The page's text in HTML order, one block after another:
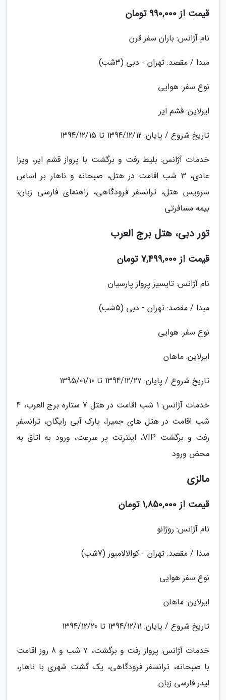
قیمت از 990,000 تومان
نام آژانس: باران سفر قرن
مبدا / مقصد: تهران - دبی (3شب)
نوع سفر: هوایی
ایرلاین: قشم ایر
تاریخ شروع / پایان: 1394/12/12 تا 1394/12/15
خدمات آژانس: بلیط رفت و برگشت با پرواز قشم ایر، ویزا
عادی، 3 شب اقامت در هتل، صبحانه و ناهار بر اساس
سرویس هتل، ترانسفر فرودگاهی، راهنمای فارسی زبان،
بیمه مسافرتی
تور دبی، هتل برج العرب
قیمت از 7,499,000 تومان
نام آژانس: تایسیز پرواز پارسیان
مبدا / مقصد: تهران - دبی (5شب)
نوع سفر: هوایی
ایرلاین: ماهان
تاریخ شروع / پایان: 1394/12/27 تا 1395/01/10
خدمات آژانس: 1 شب اقامت در هتل 7 ستاره برج العرب، 4
شب اقامت در هتل های جمیرا، پارک آبی رایگان، ترانسفر
رفت و برگشت VIP، اینترنت پر سرعت، ورود به اتاق به
محض ورود
مالزی
قیمت از 1,850,000 تومان
نام آژانس: روژانو
مبدا / مقصد: تهران - کوالالامپور (7شب)
نوع سفر هوایی
ایرلاین: ماهان
تاریخ شروع / پایان: 1394/12/11 تا 1394/12/20
خدمات آژانس: پرواز رفت و برگشت، 7 شب و 8 روز اقامت
با صبحانه، ترانسفر فرودگاهی، یک گشت شهری با ناهار،
لیدر فارسی زبان